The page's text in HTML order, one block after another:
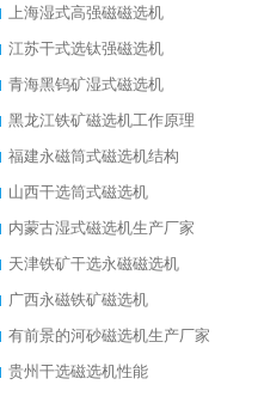
上海湿式高强磁磁选机
江苏干式选钛强磁选机
青海黑钨矿湿式磁选机
黑龙江铁矿磁选机工作原理
福建永磁筒式磁选机结构
山西干选筒式磁选机
内蒙古湿式磁选机生产厂家
天津铁矿干选永磁磁选机
广西永磁铁矿磁选机
有前景的河砂磁选机生产厂家
贵州干选磁选机性能